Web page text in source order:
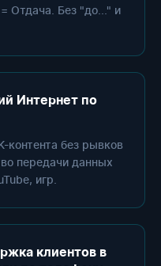
Отдача. Без "до..." и
Интернет по
контента без рывков
передачи данных
игр.
клиентов в